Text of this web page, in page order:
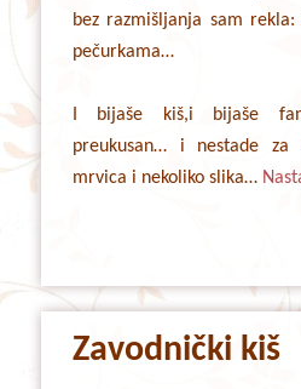
bez razmišljanja sam rekla:
pečurkama…
I bijaše kiš,i bijaše
preukusan… i nestade
mrvica i nekoliko slika…
Zavodnički kiš